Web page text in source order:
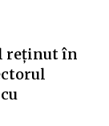
reținut în